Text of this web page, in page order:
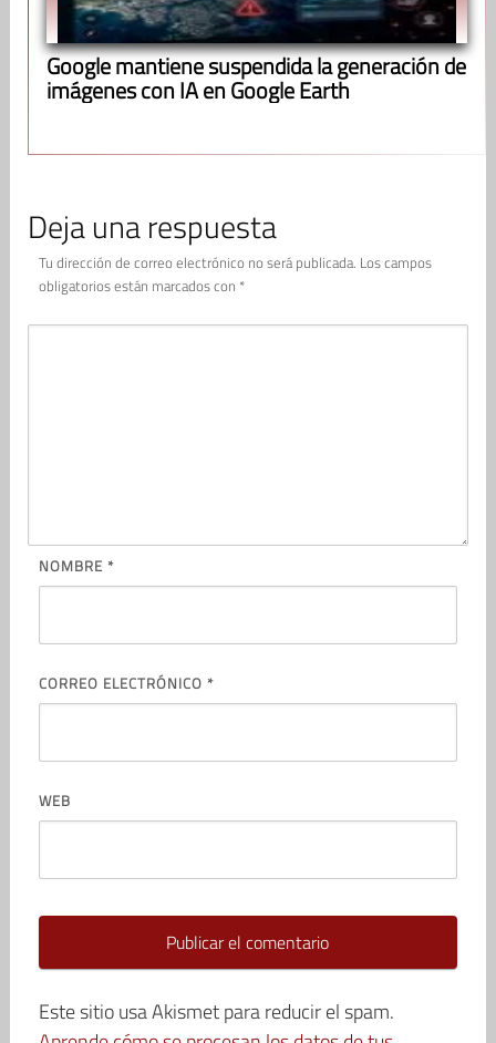
Google mantiene suspendida la generación de
imágenes con IA en Google Earth
Deja una respuesta
Tu dirección de correo electrónico no será publicada. Los campos
obligatorios están marcados con *
NOMBRE *
CORREO ELECTRÓNICO *
WEB
Este sitio usa Akismet para reducir el spam.